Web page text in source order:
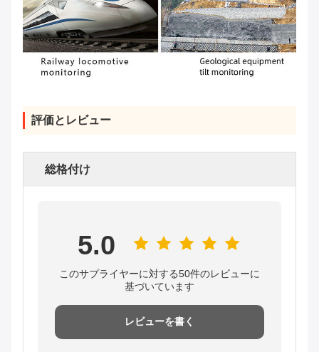
評価とレビュー
総格付け
5.0
このサプライヤーに対する50件のレビューに
基づいています
レビューを書く